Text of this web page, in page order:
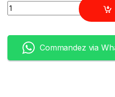
Quantity
Commandez via